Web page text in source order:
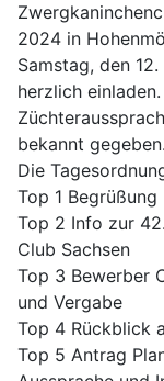
2024 in
Samstag, den
herzlich
bekannt gegeben.
Die
Top 1 Begrüßung
Top 2 Info zur
Club Sachsen
Top 3 Bewerber
und Vergabe
Top 4 Rückblick
Top 5 Antrag